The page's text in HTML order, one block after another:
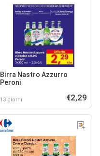
Birra Nastro Azzurro
Peroni
13 giorni €2,29